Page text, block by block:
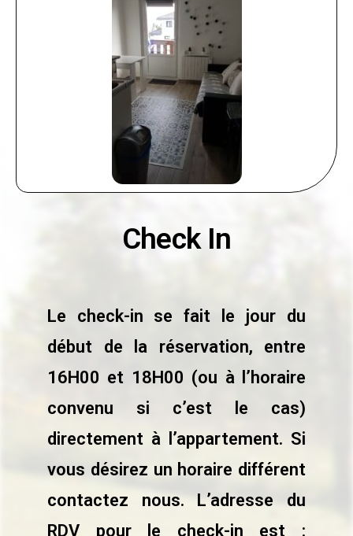
Check In
Le check-in se fait le jour du
début de la réservation, entre
16H00 et 18H00 (ou à l’horaire
convenu si c’est le cas)
directement à l’appartement. Si
vous désirez un horaire différent
contactez nous. L’adresse du
RDV pour le check-in est :